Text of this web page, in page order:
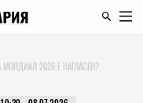
2026 Е НАГЛАСЕН?